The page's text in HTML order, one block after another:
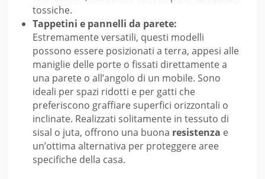
tossiche.
Tappetini e pannelli da parete:
Estremamente versatili, questi modelli
possono essere posizionati a terra, appesi alle
maniglie delle porte o fissati direttamente a
una parete o all’angolo di un mobile. Sono
ideali per spazi ridotti e per gatti che
preferiscono graffiare superfici orizzontali o
inclinate. Realizzati solitamente in tessuto di
sisal o juta, offrono una buona resistenza e
un’ottima alternativa per proteggere aree
specifiche della casa.